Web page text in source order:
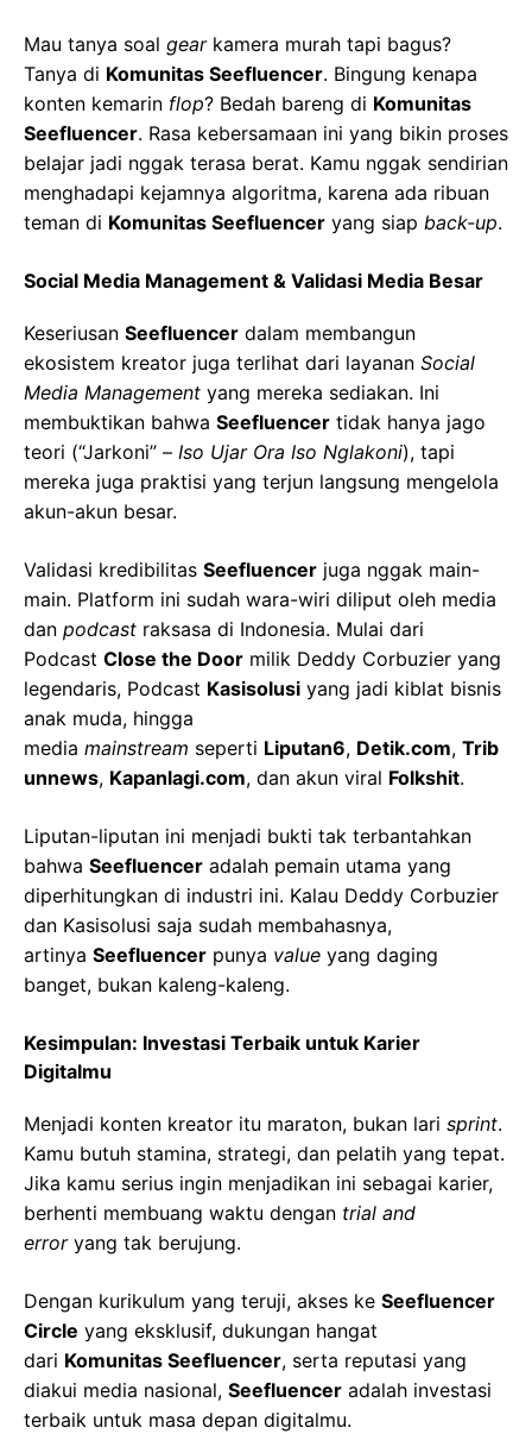
Mau tanya soal gearkamera murah tapi bagus?
Tanya di Komunitas Seefluencer. Bingung kenapa
konten kemarin flop? Bedah bareng di Komunitas
Seefluencer. Rasa kebersamaan ini yang bikin proses
belajar jadi nggak terasa berat. Kamu nggak sendirian
menghadapi kejamnya algoritma, karena ada ribuan
teman di Komunitas Seefluencer yang siap back-up.
Social Media Management & Validasi Media Besar
Keseriusan Seefluencer dalam membangun
ekosistem kreator juga terlihat dari layanan Social
Media Management yang mereka sediakan. Ini
membuktikan bahwa Seefluencer tidak hanya jago
teori (“Jarkoni” – Iso Ujar Ora Iso Nglakoni), tapi
mereka juga praktisi yang terjun langsung mengelola
akun-akun besar.
Validasi kredibilitas Seefluencer juga nggak main-
main. Platform ini sudah wara-wiri diliput oleh media
dan podcast raksasa di Indonesia. Mulai dari
Podcast Close the Door milik Deddy Corbuzier yang
legendaris, Podcast Kasisolusi yang jadi kiblat bisnis
anak muda, hingga
media mainstream seperti Liputan6, Detik.com, Trib
unnews, Kapanlagi.com, dan akun viral Folkshit.
Liputan-liputan ini menjadi bukti tak terbantahkan
bahwa Seefluencer adalah pemain utama yang
diperhitungkan di industri ini. Kalau Deddy Corbuzier
dan Kasisolusi saja sudah membahasnya,
artinya Seefluencer punya value yang daging
banget, bukan kaleng-kaleng.
Kesimpulan: Investasi Terbaik untuk Karier
Digitalmu
Menjadi konten kreator itu maraton, bukan lari sprint.
Kamu butuh stamina, strategi, dan pelatih yang tepat.
Jika kamu serius ingin menjadikan ini sebagai karier,
berhenti membuang waktu dengan trial and
erroryang tak berujung.
Dengan kurikulum yang teruji, akses ke Seefluencer
Circle yang eksklusif, dukungan hangat
dari Komunitas Seefluencer, serta reputasi yang
diakui media nasional, Seefluencer adalah investasi
terbaik untuk masa depan digitalmu.